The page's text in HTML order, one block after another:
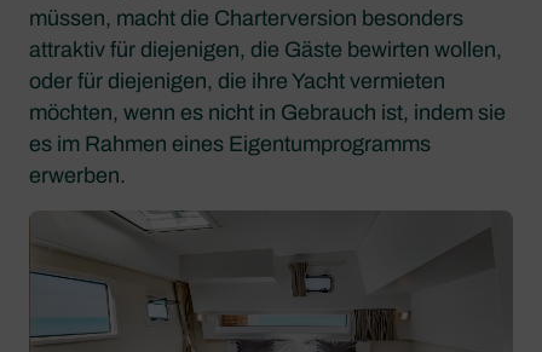
müssen, macht die Charterversion besonders
attraktiv für diejenigen, die Gäste bewirten wollen,
oder für diejenigen, die ihre Yacht vermieten
möchten, wenn es nicht in Gebrauch ist, indem sie
es im Rahmen eines Eigentumprogramms
erwerben.